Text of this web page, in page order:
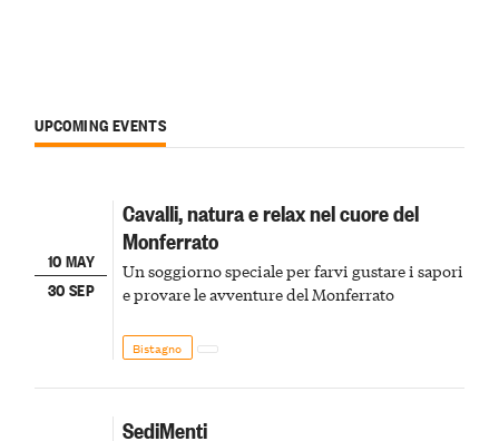
UPCOMING EVENTS
10 MAY
30 SEP
Cavalli, natura e relax nel cuore del
Monferrato
Un soggiorno speciale per farvi gustare i sapori
e provare le avventure del Monferrato
Bistagno
SediMenti